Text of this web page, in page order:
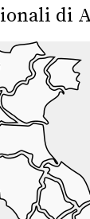
di